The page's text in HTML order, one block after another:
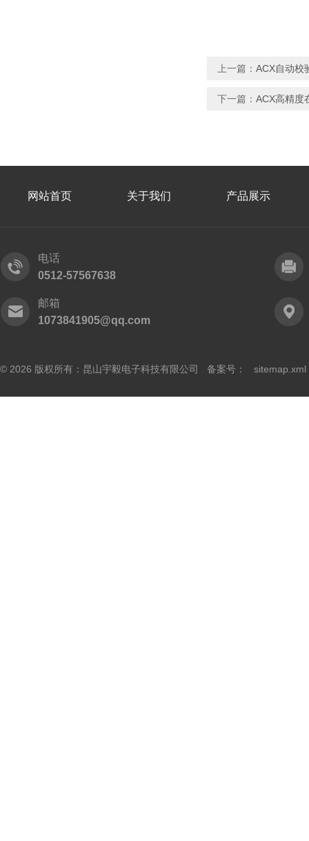
上一篇： ACX自动校
下一篇： ACX高精度
网站首页 关于我们 产品展示
电话
0512-57567638
邮箱
1073841905@qq.com
© 2026 版权所有：昆山宇毅电子科技有限公司 备案号： sitemap.xml